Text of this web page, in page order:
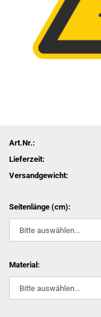
Art.Nr.:
Lieferzeit:
Versandgewicht:
Seitenlänge (cm):
Material: